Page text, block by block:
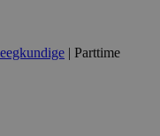
| Parttime